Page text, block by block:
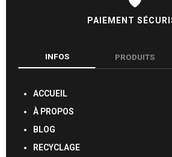
PAIEMENT
INFOS PRODUITS
ACCUEIL
À PROPOS
BLOG
RECYCLAGE